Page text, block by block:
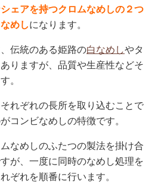
ェアを持つクロムなめしの２つ
めしになります。
伝統のある姫路の白なめしやタ
りますが、品質や生産性などそ
。
れぞれの長所を取り込むことで
コンビなめしの特徴です。
なめしのふたつの製法を掛け合
が、一度に同時のなめし処理を
ぞれを順番に行います。